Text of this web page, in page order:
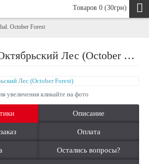
Товаров 0 (30грн)
October Forest
Фаленопсис Октябрьский Лес (October Forest)
увеличения кликайте на фото
Описание
Оплата
Остались вопросы?